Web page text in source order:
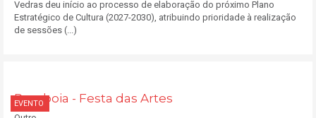
Vedras deu início ao processo de elaboração do próximo Plano
Estratégico de Cultura (2027-2030), atribuindo prioridade à realização
de sessões (...)
EVENTO
Ramboia - Festa das Artes